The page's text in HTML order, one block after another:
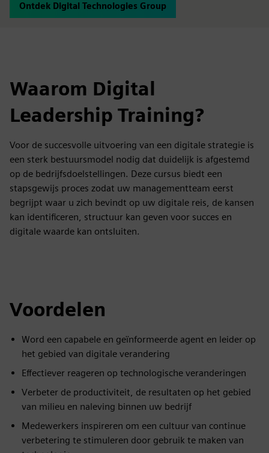
Ontdek Digital Technologies Group
Waarom Digital
Leadership Training?
Voor de succesvolle uitvoering van een digitale strategie is
een sterk bestuursmodel nodig dat duidelijk is afgestemd
op de bedrijfsdoelstellingen. Deze cursus biedt een
stapsgewijs proces zodat uw managementteam eerst
begrijpt waar u zich bevindt op uw digitale reis, de kansen
kan identificeren, structuur kan geven voor succes en
digitale waarde kan ontsluiten.
Voordelen
Word een capabele en geïnformeerde agent en leider op
het gebied van digitale verandering
Effectiever reageren op technologische veranderingen
Verbeter de productiviteit, de resultaten op het gebied
van milieu en naleving binnen uw bedrijf
Medewerkers inspireren om een cultuur van continue
verbetering te stimuleren door gebruik te maken van